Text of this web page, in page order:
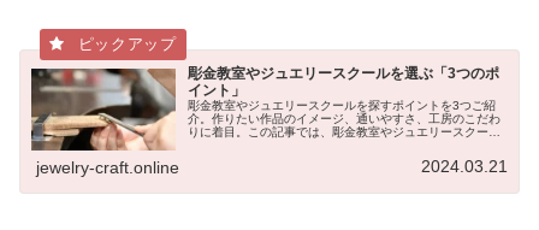
彫金教室やジュエリースクールを選ぶ「3つのポ
イント」
彫金教室やジュエリースクールを探すポイントを3つご紹
介。作りたい作品のイメージ、通いやすさ、工房のこだわ
りに着目。この記事では、彫金教室やジュエリースクール
考えている人向けに、これら3つのポイントを詳しく解
jewelry-craft.online 2024.03.21